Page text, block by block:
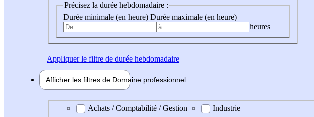
Précisez la durée hebdomadaire :
Durée minimale (en heure) Durée maximale (en heure)
heures
Appliquerle filtre de durée hebdomadaire
Afficher les filtres de Domaine professionnel
Domaine professionel
Achats / Comptabilité / Gestion
Industrie